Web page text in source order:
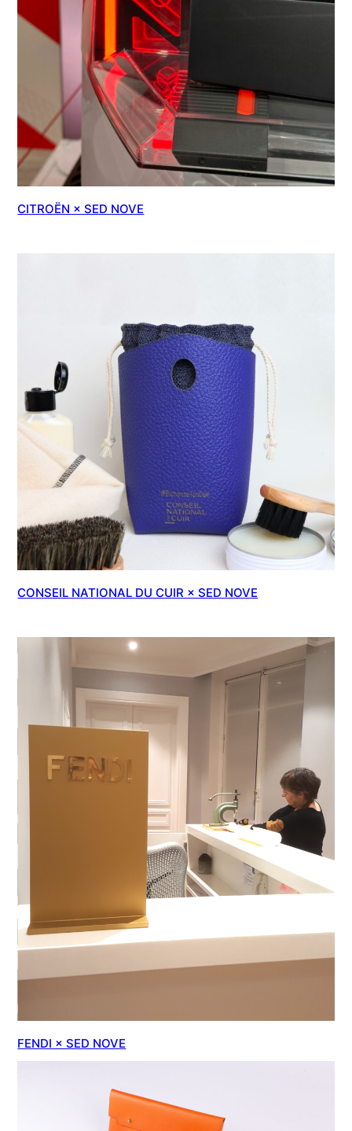
CITROËN × SED NOVE
CONSEIL NATIONAL DU CUIR × SED NOVE
FENDI × SED NOVE